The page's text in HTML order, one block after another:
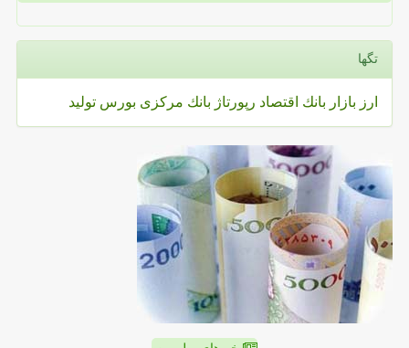
تگها
ارز بازار بانك اقتصاد رپورتاژ بانك مركزی بورس تولید